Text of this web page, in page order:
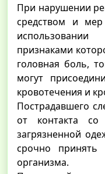
При нарушении
средством и
признаками
головная боль,
могут
кровотечения и
Пострадавшего
от контакта со
загрязненной
срочно
организма.